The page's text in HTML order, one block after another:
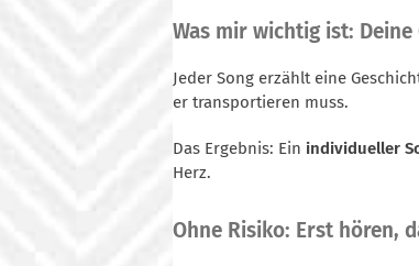
Was mir wichtig ist:
Jeder Song erzählt eine
er transportieren muss.
Das Ergebnis: Ein individueller
Herz.
Ohne Risiko: Erst hören,